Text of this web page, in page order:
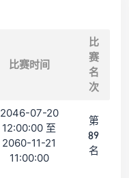
比赛时间
比
赛
名
次
2046-07-20
12:00:00 至
2060-11-21
11:00:00
第
89
名